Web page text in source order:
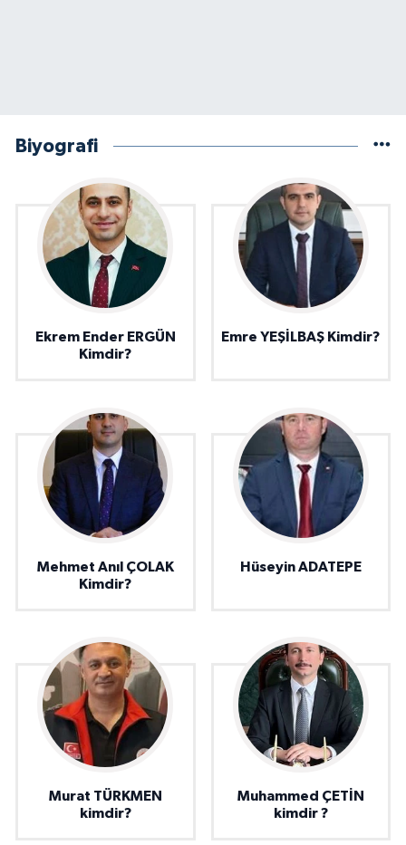
Biyografi
Ekrem Ender ERGÜN
Kimdir?
Emre YEŞİLBAŞ Kimdir?
Mehmet Anıl ÇOLAK
Kimdir?
Hüseyin ADATEPE
Murat TÜRKMEN
kimdir?
Muhammed ÇETİN
kimdir ?